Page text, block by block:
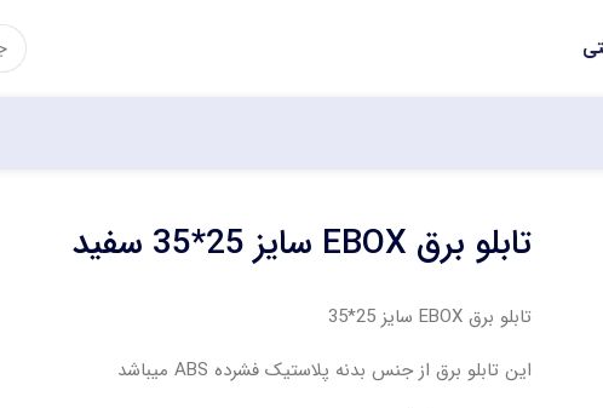
تابلو برق EBOX سایز 25*35 سفید
تابلو برق EBOX سایز 25*35
این تابلو برق از جنس بدنه پلاستیک فشرده ABS میباشد